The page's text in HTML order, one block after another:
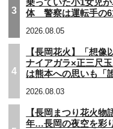
3
乗っていた小1女児
体 警察は運転手の
2026.08.05
4
【長岡花火】「想
ナイアガラ×正三尺
は熊本への思いも「
2026.08.03
【長岡まつり花火
年…長岡の夜空を彩